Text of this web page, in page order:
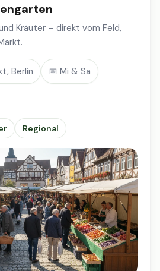
Kräuter – direkt vom Feld,
Berlin 📅 Mi & Sa
Regional